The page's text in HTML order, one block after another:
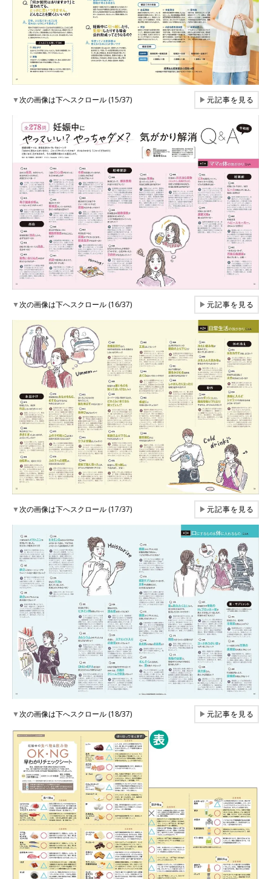
▼次の画像は下へスクロール (15/37) ▶元記事を見る
▼次の画像は下へスクロール (16/37) ▶元記事を見る
▼次の画像は下へスクロール (17/37) ▶元記事を見る
▼次の画像は下へスクロール (18/37) ▶元記事を見る